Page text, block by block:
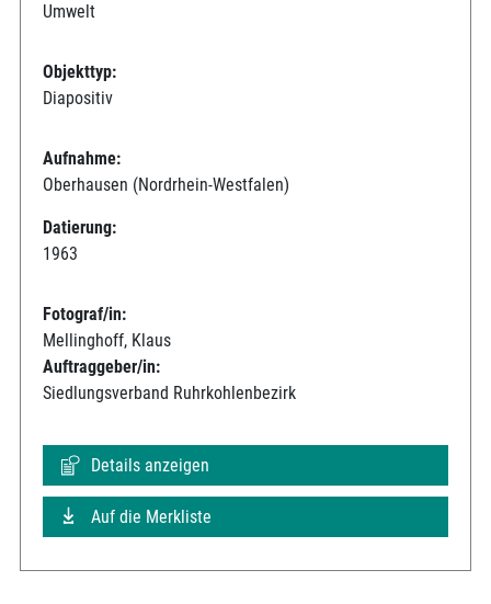
Umwelt
Objekttyp:
Diapositiv
Aufnahme:
Oberhausen (Nordrhein-Westfalen)
Datierung:
1963
Fotograf/in:
Mellinghoff, Klaus
Auftraggeber/in:
Siedlungsverband Ruhrkohlenbezirk
Details anzeigen
Auf die Merkliste